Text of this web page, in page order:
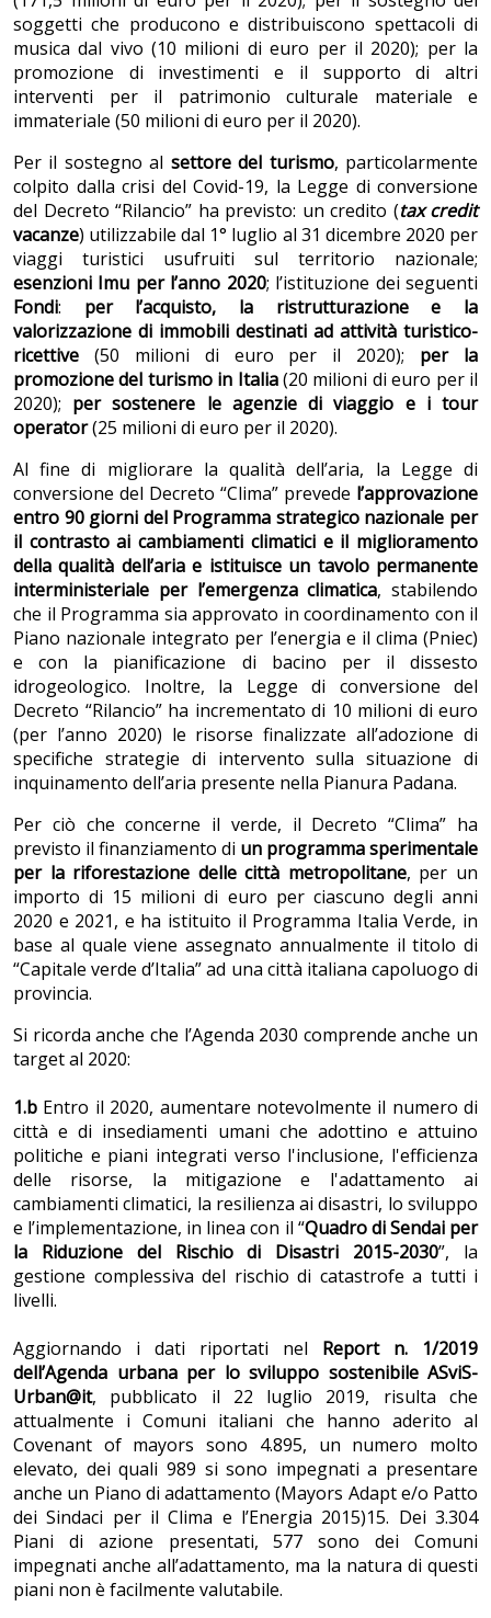
soggetti che producono e distribuiscono spettacoli di
musica dal vivo (10 milioni di euro per il 2020); per la
promozione di investimenti e il supporto di altri
interventi per il patrimonio culturale materiale e
immateriale (50 milioni di euro per il 2020).
Per il sostegno al settore del turismo, particolarmente
colpito dalla crisi del Covid-19, la Legge di conversione
del Decreto “Rilancio” ha previsto: un credito (tax credit
vacanze) utilizzabile dal 1° luglio al 31 dicembre 2020 per
viaggi turistici usufruiti sul territorio nazionale;
esenzioni Imu per l’anno 2020; l’istituzione dei seguenti
Fondi: per l’acquisto, la ristrutturazione e la
valorizzazione di immobili destinati ad attività turistico-
ricettive (50 milioni di euro per il 2020); per la
promozione del turismo in Italia(20 milioni di euro per il
2020); per sostenere le agenzie di viaggio e i tour
operator(25 milioni di euro per il 2020).
Al fine di migliorare la qualità dell’aria, la Legge di
conversione del Decreto “Clima” prevede l’approvazione
entro 90 giorni del Programma strategico nazionale per
il contrasto ai cambiamenti climatici e il miglioramento
della qualità dell’aria e istituisce un tavolo permanente
interministeriale per l’emergenza climatica, stabilendo
che il Programma sia approvato in coordinamento con il
Piano nazionale integrato per l’energia e il clima (Pniec)
e con la pianificazione di bacino per il dissesto
idrogeologico. Inoltre, la Legge di conversione del
Decreto “Rilancio” ha incrementato di 10 milioni di euro
(per l’anno 2020) le risorse finalizzate all’adozione di
specifiche strategie di intervento sulla situazione di
inquinamento dell’aria presente nella Pianura Padana.
Per ciò che concerne il verde, il Decreto “Clima” ha
previsto il finanziamento di un programma sperimentale
per la riforestazione delle città metropolitane, per un
importo di 15 milioni di euro per ciascuno degli anni
2020 e 2021, e ha istituito il Programma Italia Verde, in
base al quale viene assegnato annualmente il titolo di
“Capitale verde d’Italia” ad una città italiana capoluogo di
provincia.
Si ricorda anche che l’Agenda 2030 comprende anche un
target al 2020:
1.b Entro il 2020, aumentare notevolmente il numero di
città e di insediamenti umani che adottino e attuino
politiche e piani integrati verso l'inclusione, l'efficienza
delle risorse, la mitigazione e l'adattamento ai
cambiamenti climatici, la resilienza ai disastri, lo sviluppo
e l’implementazione, in linea con il “Quadro di Sendai per
la Riduzione del Rischio di Disastri 2015-2030”, la
gestione complessiva del rischio di catastrofe a tutti i
livelli.
Aggiornando i dati riportati nel Report n. 1/2019
dell’Agenda urbana per lo sviluppo sostenibile ASviS-
Urban@it, pubblicato il 22 luglio 2019, risulta che
attualmente i Comuni italiani che hanno aderito al
Covenant of mayors sono 4.895, un numero molto
elevato, dei quali 989 si sono impegnati a presentare
anche un Piano di adattamento (Mayors Adapt e/o Patto
dei Sindaci per il Clima e l’Energia 2015)15. Dei 3.304
Piani di azione presentati, 577 sono dei Comuni
impegnati anche all’adattamento, ma la natura di questi
piani non è facilmente valutabile.